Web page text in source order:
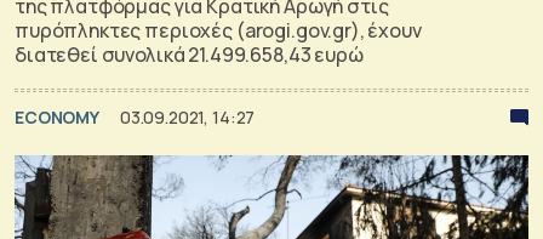
της πλατφόρμας για Κρατική Αρωγή στις
πυρόπληκτες περιοχές (arogi.gov.gr), έχουν
διατεθεί συνολικά 21.499.658,43 ευρώ
ECONOMY 03.09.2021, 14:27